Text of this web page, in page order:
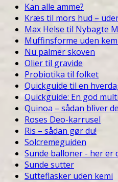
Kan alle amme?
Kræs til mors hud –
Max Helse til Nybagte
Muffinsforme uden
Nu palmer skoven
Olier til gravide
Probiotika til folket
Quickguide til en
Quickguide: En god
Quinoa – sådan bliver
Roses Deo-karrusel
Ris – sådan gør du!
Solcremeguiden
Sunde balloner - her er
Sunde sutter
Sutteflasker uden kemi